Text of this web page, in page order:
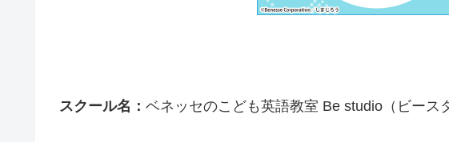
スクール名： ベネッセのこども英語教室 Be studio（ビース